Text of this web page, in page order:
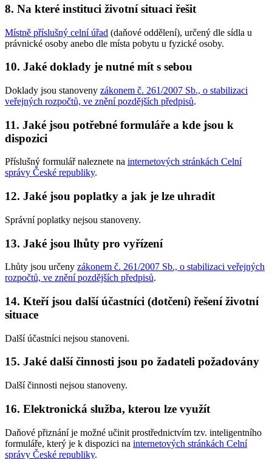
8. Na které instituci životní situaci řešit
Místně příslušný celní úřad (daňové oddělení), určený dle sídla u
právnické osoby anebo dle místa pobytu u fyzické osoby.
10. Jaké doklady je nutné mít s sebou
Doklady jsou stanoveny zákonem č. 261/2007 Sb., o stabilizaci
veřejných rozpočtů, ve znění pozdějších předpisů.
11. Jaké jsou potřebné formuláře a kde jsou k
dispozici
Příslušný formulář naleznete na internetových stránkách Celní
správy České republiky.
12. Jaké jsou poplatky a jak je lze uhradit
Správní poplatky nejsou stanoveny.
13. Jaké jsou lhůty pro vyřízení
Lhůty jsou určeny zákonem č. 261/2007 Sb., o stabilizaci veřejných
rozpočtů, ve znění pozdějších předpisů.
14. Kteří jsou další účastníci (dotčení) řešení životní
situace
Další účastníci nejsou stanoveni.
15. Jaké další činnosti jsou po žadateli požadovány
Další činnosti nejsou stanoveny.
16. Elektronická služba, kterou lze využít
Daňové přiznání je možné učinit prostřednictvím tzv. inteligentního
formuláře, který je k dispozici na internetových stránkách Celní
správy České republiky.